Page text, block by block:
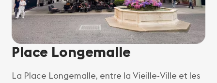
Place Longemalle
La Place Longemalle, entre la Vieille-Ville et les